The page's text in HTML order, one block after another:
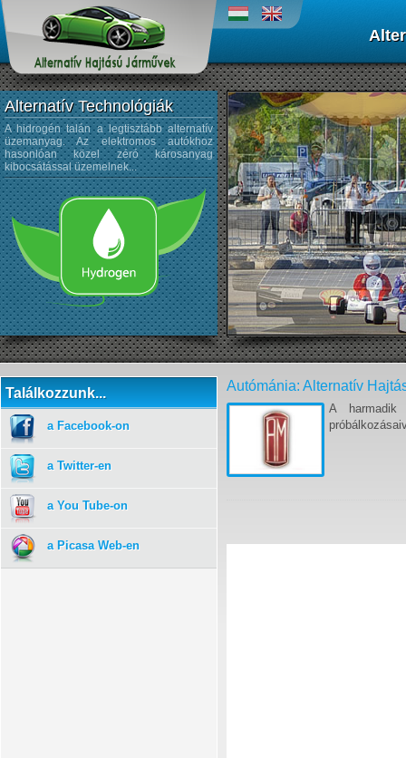
Alternatív Technológiák
A hidrogén talán a legtisztább alternatív
üzemanyag. Az elektromos autókhoz
hasonlóan közel zéró károsanyag
kibocsátással üzemelnek...
A napenergiát az
kezdték alkalmazni, és az
sem újdonság a napelemek
Találkozzunk...
a Facebook-on
a Twitter-en
a You Tube-on
a Picasa Web-en
Autómánia: Alternatív
A harmadik